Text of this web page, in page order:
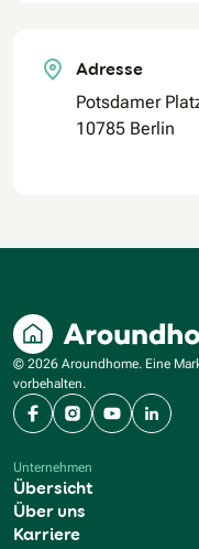
Adresse
Potsdamer
10785 Berlin
© 2026 Aroundhome. Eine
vorbehalten.
FacebookInstagram
YouTube
Unternehmen
Übersicht
Über uns
Karriere